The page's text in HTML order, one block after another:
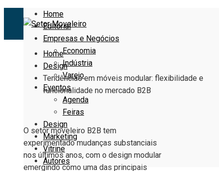
Home
Editorial
Empresas e Negócios
Economia
Indústria
Varejo
Eventos
Agenda
Feiras
Design
Marketing
Vitrine
Autores
Home
Design
Tendências em móveis modular: flexibilidade e
funcionalidade no mercado B2B
O setor moveleiro B2B tem
experimentado mudanças substanciais
nos últimos anos, com o design modular
emergindo como uma das principais